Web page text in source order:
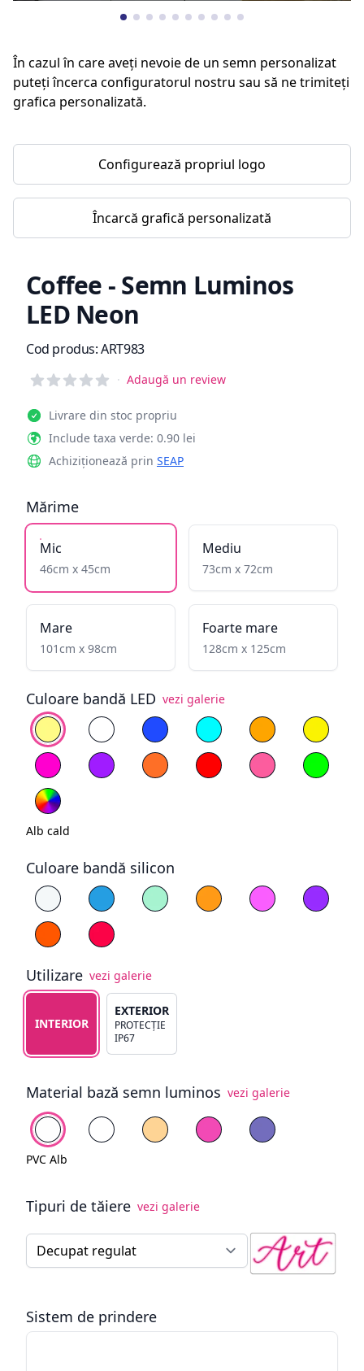
În cazul în care aveți nevoie de un semn personalizat
puteți încerca configuratorul nostru sau să ne trimiteți
grafica personalizată.
Configurează propriul logo
Încarcă grafică personalizată
Coffee - Semn Luminos
LED Neon
Informații de produs
Cod produs:ART983
Reviews
· Adaugă un review
Livrare din stoc propriu
Include taxa verde: 0.90 lei
Achiziționează prin SEAP
Mărime
Mic
46cm x 45cm
Mediu
73cm x 72cm
Mare
101cm x 98cm
Foarte mare
128cm x 125cm
Culoare bandă LED vezi galerie
Alege culoare
Alb cald Alb rece Albastru Cyan Galben
Magenta
Mov PortocaliuRoșu Roz deschisVerde
RGB
Alb cald
Culoare bandă silicon
Alege culoare silicon
Alb Albastru Cyan Galben Magenta
Mov
PortocaliuRoșu
Utilizare vezi galerie
Alege tipul de utilizare
INTERIOR
EXTERIOR
PROTECȚIE
IP67
Material bază semn luminos vezi galerie
Alege fundal
PVC Alb Plexiglas AlbPVC Galben pal
PVC Roz PVC Mov
PVC Alb
Tipuri de tăiere vezi galerie
Tip tăiere semn luminos
Sistem de prindere